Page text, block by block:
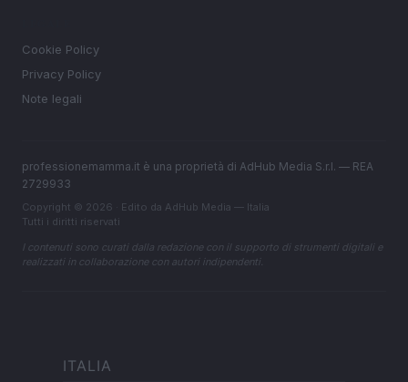
Cookie Policy
Privacy Policy
Note legali
professionemamma.it è una proprietà di AdHub Media S.r.l. — REA
2729933
Copyright © 2026 · Edito da AdHub Media — Italia
Tutti i diritti riservati
I contenuti sono curati dalla redazione con il supporto di strumenti digitali e
realizzati in collaborazione con autori indipendenti.
ITALIA